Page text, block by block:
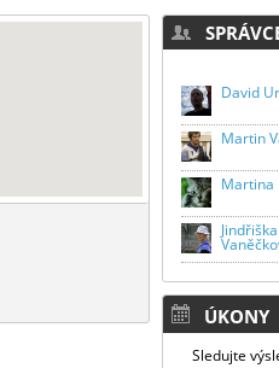
David
Martin
Martina
Jindřiška
ÚKONY
Sledujte